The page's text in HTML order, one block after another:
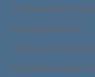
Tränenrinne/
Nasolabialfalte
Hyaluron-
Muskelrelaxans